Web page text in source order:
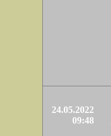
24.05.2022
09:48